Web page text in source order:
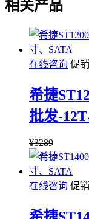
相关产品
在线咨询 促
希捷
批发-
¥3289
在线咨询 促